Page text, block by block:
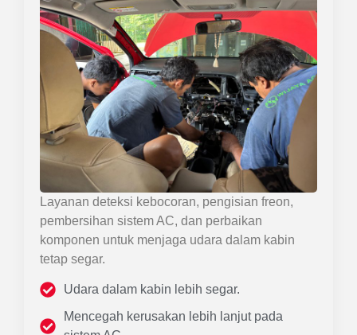
Layanan deteksi kebocoran, pengisian freon,
pembersihan sistem AC, dan perbaikan
komponen untuk menjaga udara dalam kabin
tetap segar.
Udara dalam kabin lebih segar.
Mencegah kerusakan lebih lanjut pada